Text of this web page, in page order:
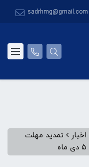
sadrhmg@gmail.com
اخبار
تمدید مهلت